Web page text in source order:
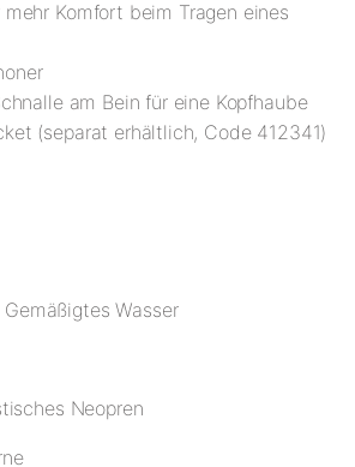
Komfort beim Tragen eines
am Bein für eine Kopfhaube
(separat erhältlich, Code 412341)
Wasser
Neopren